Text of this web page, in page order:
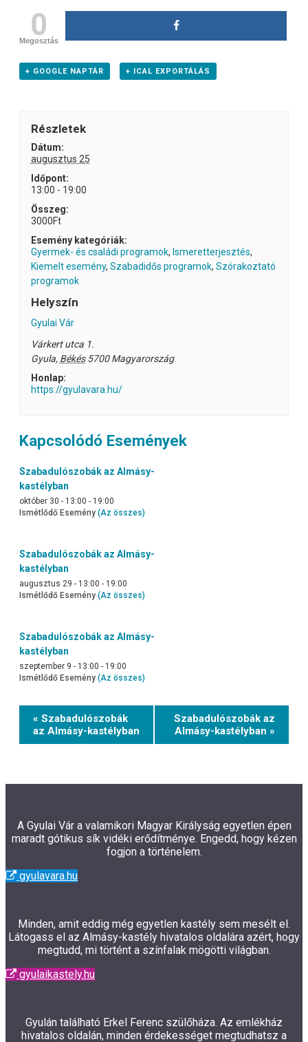
0
Megosztás
+ GOOGLE NAPTÁR + ICAL EXPORTÁLÁS
Részletek
Dátum:
augusztus 25
Időpont:
13:00 - 19:00
Összeg:
3000Ft
Esemény kategóriák:
Gyermek- és családi programok, Ismeretterjesztés,
Kiemelt esemény, Szabadidős programok, Szórakoztató
programok
Helyszín
Gyulai Vár
Várkert utca 1.
Gyula, Békés 5700 Magyarország
Honlap:
https://gyulavara.hu/
Kapcsolódó Események
Szabadulószobák az Almásy-
kastélyban
október 30 - 13:00 - 19:00
Ismétlődő Esemény (Az összes)
Szabadulószobák az Almásy-
kastélyban
augusztus 29 - 13:00 - 19:00
Ismétlődő Esemény (Az összes)
Szabadulószobák az Almásy-
kastélyban
szeptember 9 - 13:00 - 19:00
Ismétlődő Esemény (Az összes)
Event
Navigation
« Szabadulószobák
az Almásy-kastélyban
Szabadulószobák az
Almásy-kastélyban »
A Gyulai Vár a valamikori Magyar Királyság egyetlen épen
maradt gótikus sík vidéki erődítménye. Engedd, hogy kézen
fogjon a történelem.
gyulavara.hu
Minden, amit eddig még egyetlen kastély sem mesélt el.
Látogass el az Almásy-kastély hivatalos oldalára azért, hogy
megtudd, mi történt a színfalak mögötti világban.
gyulaikastely.hu
Gyulán található Erkel Ferenc szülőháza. Az emlékház
hivatalos oldalán, minden érdekességet megtudhatsz a